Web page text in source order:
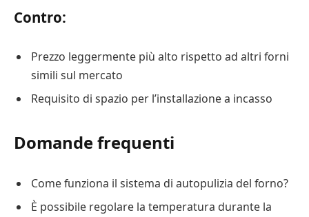
Contro:
Prezzo leggermente più alto rispetto ad altri forni
simili sul mercato
Requisito di spazio per l’installazione a incasso
Domande frequenti
Come funziona il sistema di autopulizia del forno?
È possibile regolare la temperatura durante la